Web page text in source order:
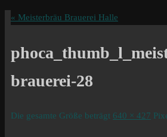
« Meisterbräu Brauerei Halle
brauerei-28
Die gesamte Größe beträgt 640 × 427